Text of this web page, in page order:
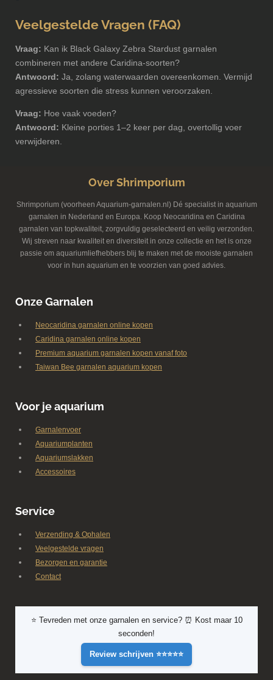
Veelgestelde Vragen (FAQ)
Vraag: Kan ik Black Galaxy Zebra Stardust garnalen
combineren met andere Caridina-soorten?
Antwoord: Ja, zolang waterwaarden overeenkomen. Vermijd
agressieve soorten die stress kunnen veroorzaken.
Vraag: Hoe vaak voeden?
Antwoord: Kleine porties 1–2 keer per dag, overtollig voer
verwijderen.
Over Shrimporium
Shrimporium (voorheen Aquarium-garnalen.nl) Dé specialist in aquarium
garnalen in Nederland en Europa. Koop Neocaridina en Caridina
garnalen van topkwaliteit, zorgvuldig geselecteerd en veilig verzonden.
Wij streven naar kwaliteit en diversiteit in onze collectie en het is onze
passie om aquariumliefhebbers blij te maken met de mooiste garnalen
voor in hun aquarium en te voorzien van goed advies.
Onze Garnalen
Neocaridina garnalen online kopen
Caridina garnalen online kopen
Premium aquarium garnalen kopen vanaf foto
Taiwan Bee garnalen aquarium kopen
Voor je aquarium
Garnalenvoer
Aquariumplanten
Aquariumslakken
Accessoires
Service
Verzending & Ophalen
Veelgestelde vragen
Bezorgen en garantie
Contact
⭐ Tevreden met onze garnalen en service? ⏰ Kost maar 10
seconden!
Review schrijven ⭐⭐⭐⭐⭐